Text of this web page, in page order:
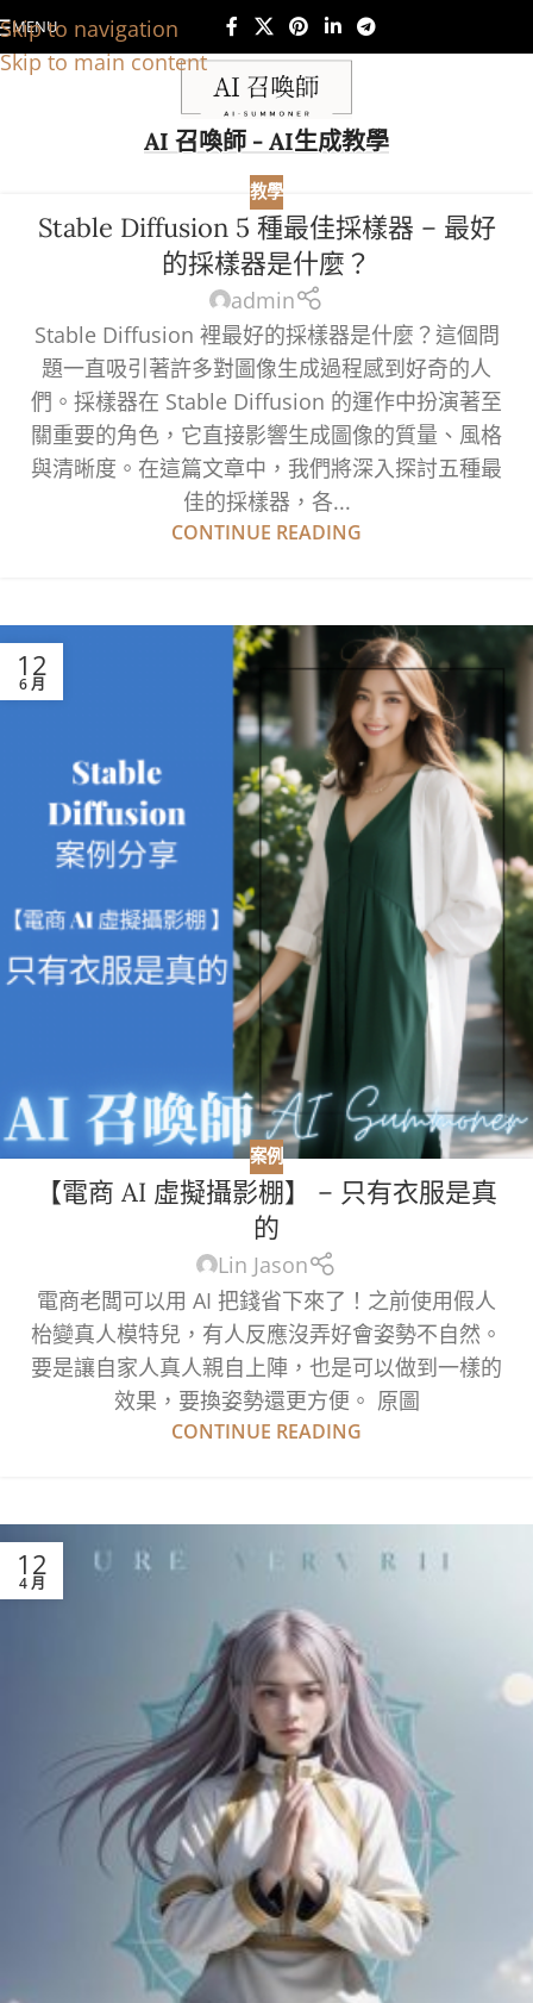
Skip to navigation
Skip to main content
MENU
AI 召喚師 - AI生成教學
教學
Stable Diffusion 5 種最佳採樣器 – 最好
的採樣器是什麼？
admin
Stable Diffusion 裡最好的採樣器是什麼？這個問
題一直吸引著許多對圖像生成過程感到好奇的人
們。採樣器在 Stable Diffusion 的運作中扮演著至
關重要的角色，它直接影響生成圖像的質量、風格
與清晰度。在這篇文章中，我們將深入探討五種最
佳的採樣器，各...
CONTINUE READING
12
6 月
案例
【電商 AI 虛擬攝影棚】 – 只有衣服是真
的
Lin Jason
電商老闆可以用 AI 把錢省下來了！之前使用假人
枱變真人模特兒，有人反應沒弄好會姿勢不自然。
要是讓自家人真人親自上陣，也是可以做到一樣的
效果，要換姿勢還更方便。 原圖
CONTINUE READING
12
4 月